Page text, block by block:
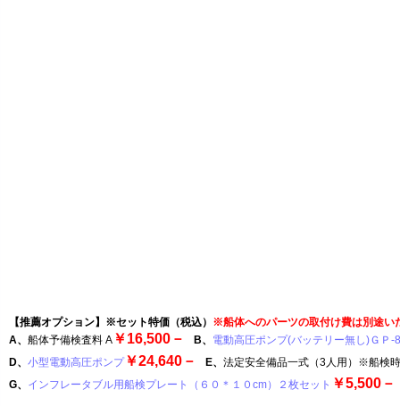
【推薦オプション】※セット特価（税込） ※船体へのパーツの取付け費は別途い
A、 船体予備検査料 A ￥16,500－ B、 電動高圧ポンプ(バッテリー無し)ＧＰ-
D、 小型電動高圧ポンプ￥24,640－ E、 法定安全備品一式（3人用）※船検
G、 インフレータブル用船検プレート（６０＊１０cm）２枚セット ￥5,500－